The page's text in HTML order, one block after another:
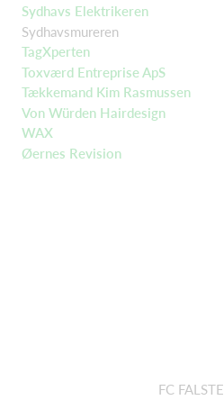
Sydhavs Elektrikeren
Sydhavsmureren
TagXperten
Toxværd Entreprise ApS
Tækkemand Kim Rasmussen
Von Würden Hairdesign
WAX
Øernes Revision
FC FALSTER -